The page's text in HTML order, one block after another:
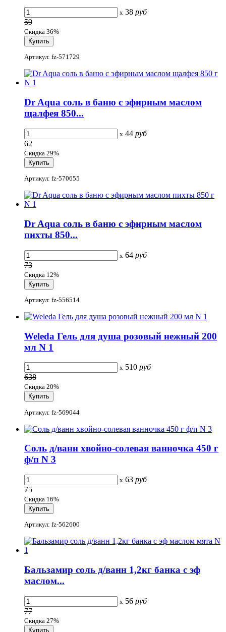
x 38 руб
59
Скидка 36%
Артикул: fz-571729
Dr Aqua соль в баню с эфирным маслом
щалфея 850...
x 44 руб
62
Скидка 29%
Артикул: fz-570655
Dr Aqua соль в баню с эфирным маслом
пихты 850...
x 64 руб
73
Скидка 12%
Артикул: fz-556514
Weleda Гель для душа розовый нежный 200
мл N 1
x 510 руб
638
Скидка 20%
Артикул: fz-569044
Соль д/ванн хвойно-солевая ванночка 450 г
ф/п N 3
x 63 руб
75
Скидка 16%
Артикул: fz-562600
Бальзамир соль д/ванн 1,2кг банка с эф
маслом...
x 56 руб
77
Скидка 27%